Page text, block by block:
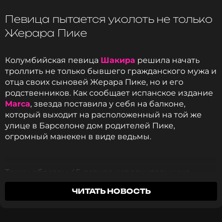
Стало известно, как Шакира впервые
узнала об измене Жерара Пике
Новость по теме >
Шейк в соцсети
Певица пытается уколоть не только
Жерара Пике
Колумбийская певица Шакира решила начать
троллить не только бывшего гражданского мужа и
отца своих сыновей Жерара Пике, но и его
родственников. Как сообщает испанское издание
Marca, звезда поставила у себя на балконе,
который выходит на расположенный на той же
улице в Барселоне дом родителей Пике,
огромный манекен в виде ведьмы.
Таким образом 45-летняя исполнительница
якобы намекнула на слухи о том, что бывшая
свекровь подозревает ее в совершении ритуалов
ЧИТАТЬ НОВОСТЬ